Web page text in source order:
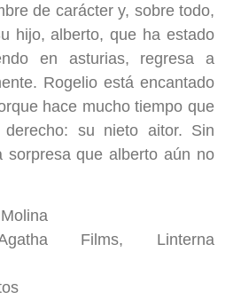
de carácter y, sobre todo,
hijo, alberto, que ha estado
en asturias, regresa a
Rogelio está encantado
hace mucho tiempo que
su nieto aitor. Sin
sorpresa que alberto aún no
Films, Linterna